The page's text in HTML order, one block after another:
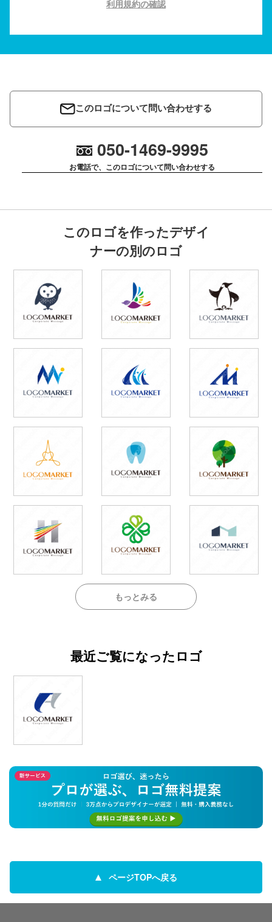
利用規約の確認
このロゴについて問い合わせする
050-1469-9995
お電話で、このロゴについて問い合わせする
このロゴを作ったデザイ
ナーの別のロゴ
もっとみる
最近ご覧になったロゴ
ページTOPへ戻る